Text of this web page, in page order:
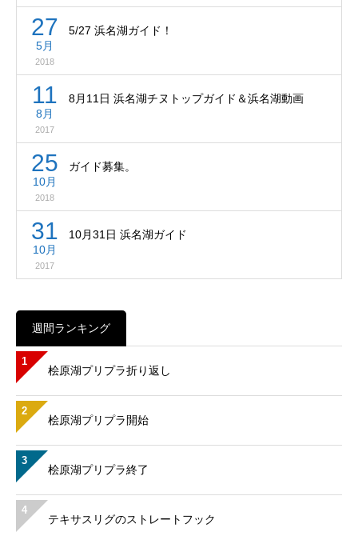
27
5月
2018
5/27 浜名湖ガイド！
11
8月
2017
8月11日 浜名湖チヌトップガイド＆浜名湖動画
25
10月
2018
ガイド募集。
31
10月
2017
10月31日 浜名湖ガイド
週間ランキング
1
桧原湖プリプラ折り返し
2
桧原湖プリプラ開始
3
桧原湖プリプラ終了
4
テキサスリグのストレートフック